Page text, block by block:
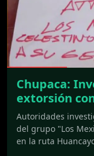
Chupaca:
extorsión
Autoridades
del grupo "Los
en la ruta